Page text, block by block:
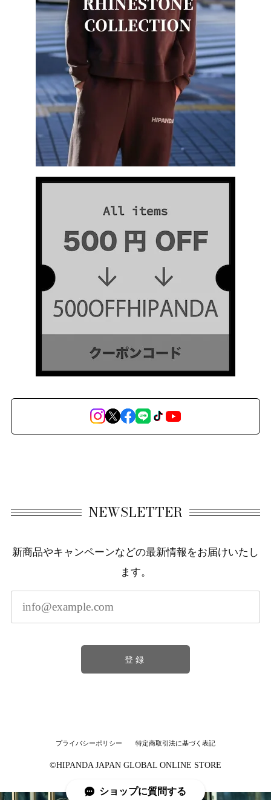
NEWSLETTER
新商品やキャンペーンなどの最新情報をお届けいたし
ます。
登録
プライバシーポリシー 特定商取引法に基づく表記
©︎HIPANDA JAPAN GLOBAL ONLINE STORE
ショップに質問する